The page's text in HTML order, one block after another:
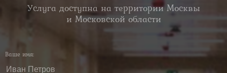
Услуга доступна на территории Москвы
и Московской области
Ваше имя: